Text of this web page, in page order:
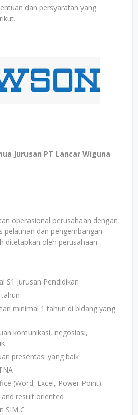
dan persyaratan yang
Jurusan PT Lancar Wiguna
operasional perusahaan dengan
pelatihan dan pengembangan
ditetapkan oleh perusahaan
S1 Jurusan Pendidikan
minimal 1 tahun di bidang yang
komunikasi, negosiasi,
presentasi yang baik
(Word, Excel, Power Point)
result oriented
SIM C